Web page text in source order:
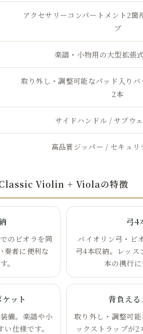
アクセサリーコンパートメント2箇
ブ
楽譜・小物用の大型拡張
取り外し・調整可能なパッド入り
2本
サイドハンドル / サブウ
高品質ジッパー / セキュリ
Violin + Violaの特徴
のビオラを同
奏者に便利な
。
弓4
バイオリン弓・ビ
弓4本収納。レッ
本の携行に
ット
備。楽譜や小
仕様です。
背負え
取り外し・調整可
ックストラップが